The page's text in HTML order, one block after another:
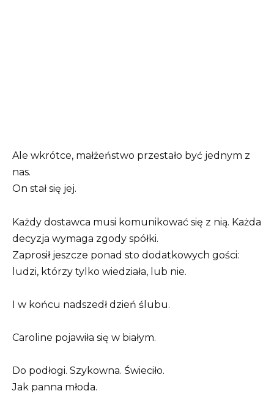
Ale wkrótce, małżeństwo przestało być jednym z
nas.
On stał się jej.
Każdy dostawca musi komunikować się z nią. Każda
decyzja wymaga zgody spółki.
Zaprosił jeszcze ponad sto dodatkowych gości:
ludzi, którzy tylko wiedziała, lub nie.
I w końcu nadszedł dzień ślubu.
Caroline pojawiła się w białym.
Do podłogi. Szykowna. Świeciło.
Jak panna młoda.